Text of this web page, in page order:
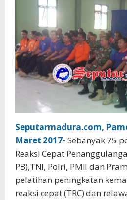
Seputarmadura.com,
Maret 2017- Sebanyak 75
Reaksi Cepat
PB),TNI, Polri, PMII dan
pelatihan peningkatan
reaksi cepat (TRC) dan